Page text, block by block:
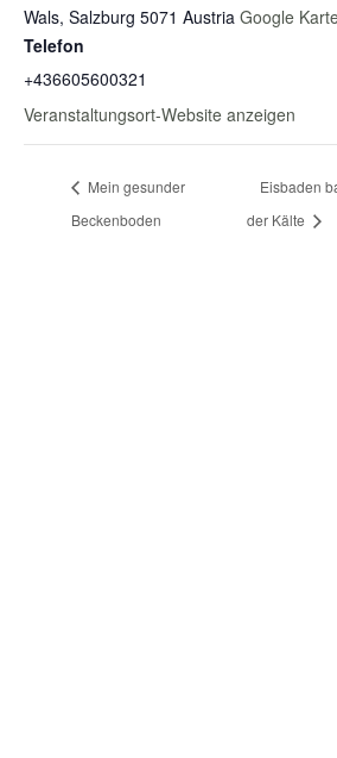
Wals, Salzburg 5071 Austria Google
Telefon
+436605600321
Veranstaltungsort-Website anzeigen
Mein gesunder
Beckenboden
Eisbaden
der Kälte